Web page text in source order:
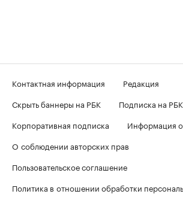
Контактная информация
Редакция
Скрыть баннеры на РБК
Подписка на РБК
Корпоративная подписка
Информация
О соблюдении авторских прав
Пользовательское соглашение
Политика в отношении обработки